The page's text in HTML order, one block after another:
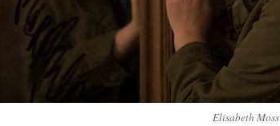
Elisabeth Moss